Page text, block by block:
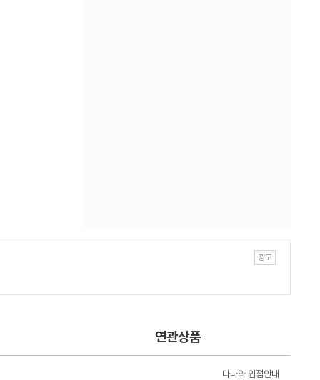
연관상품
다나와 입점안내